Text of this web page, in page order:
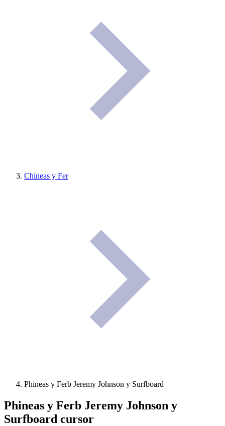
Chineas y Fer
Phineas y Ferb Jeremy Johnson y Surfboard
Phineas y Ferb Jeremy Johnson y
Surfboard cursor